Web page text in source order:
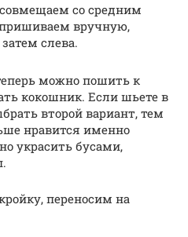
со средним
вручную,
слева.
можно пошить к
кокошник. Если шьете в
второй вариант, тем
нравится именно
украсить бусами,
переносим на